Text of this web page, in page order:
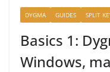
DYGMA GUIDES SPLIT
Basics 1:
Windows,